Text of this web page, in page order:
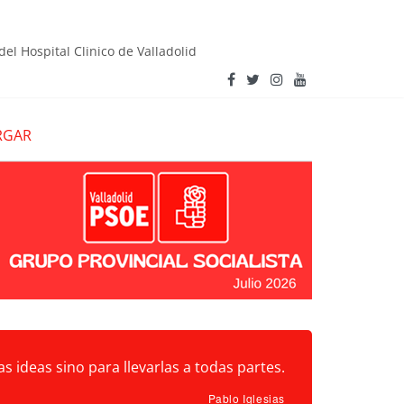
Hospital Clínico de Valladolid
ideas sino para llevarlas a todas partes.
Pablo Iglesias